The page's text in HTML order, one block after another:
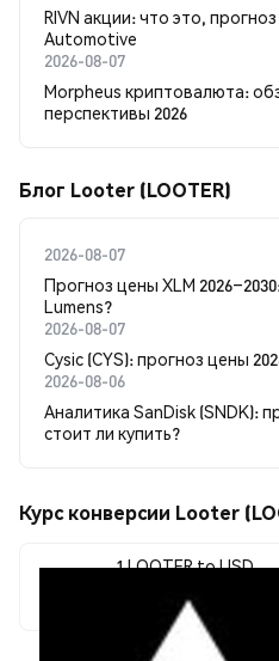
RIVN акции: что это,
Automotive
2026-08-07
Morpheus криптовалюта:
перспективы 2026
Блог Looter (LOOTER)
2026-08-07
Прогноз цены XLM
Lumens?
2026-08-07
Cysic (CYS): прогноз цены
2026-08-06
Аналитика SanDisk (SNDK):
стоит ли купить?
Курс конверсии Looter
1 LOOTER to USD
$0.00249479